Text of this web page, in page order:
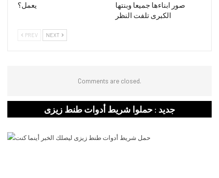
يعمل؟
صور ابناءها جميعا وبنتها
الكبرى تلفت النظر
PREV NEXT
Comments are closed.
جديد : حملوا شريط أدوات طنط زيزى